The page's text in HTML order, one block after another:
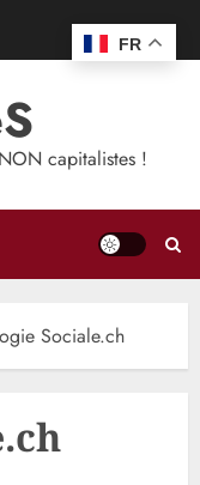
capitalistes !
Sociale.ch
FR